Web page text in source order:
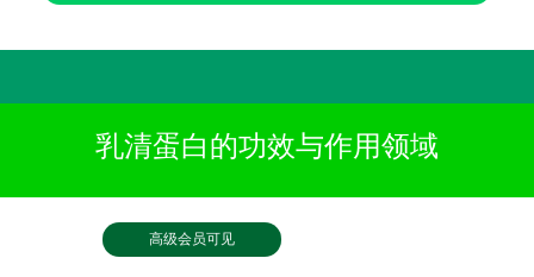
乳清蛋白的功效与作用领域
高级会员可见